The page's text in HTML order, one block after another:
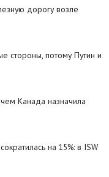
дорогу возле
стороны, потому Путин и
Канада назначила
на 15%: в ISW